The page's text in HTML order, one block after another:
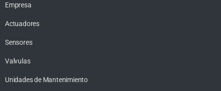
Empresa
Actuadores
Sensores
Valvulas
Unidades de Mantenimiento